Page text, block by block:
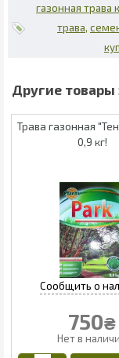
газонная трава
трава
Трава газонная
0,9 кг!
750₴